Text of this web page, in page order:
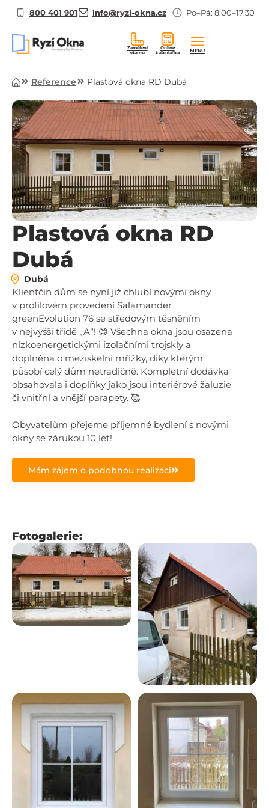
800 401 901 info@ryzi-okna.cz Po–Pá: 8.00–17.30
Zaměření
zdarma
Online
kalkulačka
MENU
ÚvodReference Plastová okna RD Dubá
Plastová okna RD
Dubá
Dubá
Klientčin dům se nyní již chlubí novými okny
v profilovém provedení Salamander
greenEvolution 76 se středovým těsněním
v nejvyšší třídě „A“! 😊 Všechna okna jsou osazena
nízkoenergetickými izolačními trojskly a
doplněna o meziskelní mřížky, díky kterým
působí celý dům netradičně. Kompletní dodávka
obsahovala i doplňky jako jsou interiérové žaluzie
či vnitřní a vnější parapety. 🥰
Obyvatelům přejeme příjemné bydlení s novými
okny se zárukou 10 let!
Mám zájem o podobnou realizaci
Fotogalerie: